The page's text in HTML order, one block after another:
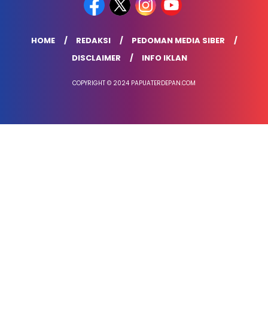
HOME REDAKSI
PEDOMAN MEDIA SIBER
DISCLAIMER
INFO IKLAN
COPYRIGHT © 2024 PAPUATERDEPAN.COM